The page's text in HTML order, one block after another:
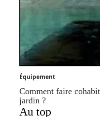
Équipement
Comment faire
jardin ?
Au top